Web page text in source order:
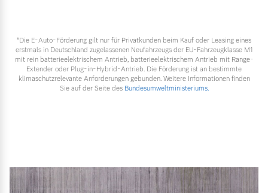
*Die E‑Auto-Förderung gilt nur für Privatkunden beim Kauf oder Leasing eines
erstmals in Deutschland zugelassenen Neufahrzeugs der EU-Fahrzeugklasse M1
mit rein batterieelektrischem Antrieb, batterieelektrischem Antrieb mit Range-
Extender oder Plug-in-Hybrid-Antrieb. Die Förderung ist an bestimmte
klimaschutzrelevante Anforderungen gebunden. Weitere Informationen finden
Sie auf der Seite des Bundesumweltministeriums.